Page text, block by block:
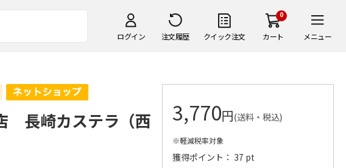
ログイン 注文履歴 クイック注文
0
カート メニュー
長崎カステラ（西
3,770円(送料・税込)
※軽減税率対象
獲得ポイント： 37 pt